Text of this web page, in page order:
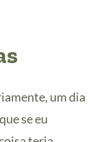
um dia
se eu